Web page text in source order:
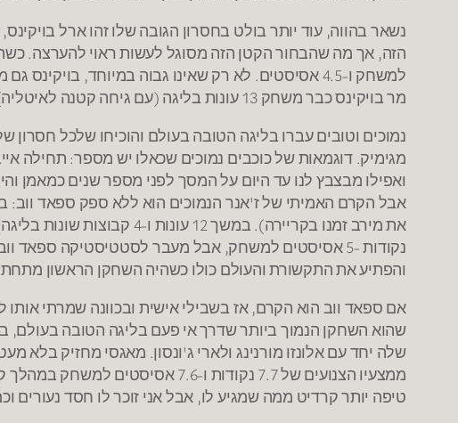
מר בויקינס כבר משחק 13 עונות בליגה (עם גיחה קטנה לאיטליה) ולא נראה שהגובה מהווה עבורו מכשול.
נמוכים וטובים עברו בליגה הטובה בעולם והוכיחו שלכל
והפתיע את התקשורת והעולם כולו כשהיה השחקן הראשון מתחת ל-1.80 מטר שזוכה בתחרות (שיא שהחזיק מעמד 2 עשורים, עד הגיע נייט
אם ספאד ווב הוא הקרם, אז בשבילי אישית ובכוונה שמרתי
שלה יחד עם אלונזו מורנינג ולארי ג'ונסון. מאגסי מחזיק
טיפה יותר קרדיט ממה שמגיע לו, אבל אני זוכר לו חסד